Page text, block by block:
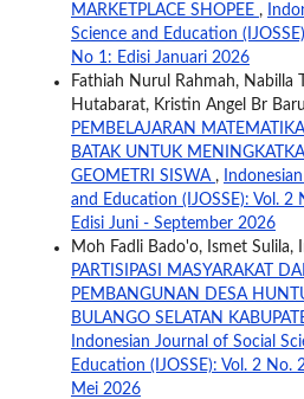
MARKETPLACE SHOPEE ,
Science and Education
No 1: Edisi Januari 2026
Fathiah Nurul Rahmah, Nabilla
Hutabarat, Kristin Angel Br
PEMBELAJARAN
BATAK UNTUK
GEOMETRI SISWA ,
and Education (IJOSSE): Vol. 2
Edisi Juni - September 2026
Moh Fadli Bado'o, Ismet Sulila,
PARTISIPASI MASYARAKAT
PEMBANGUNAN DESA
BULANGO SELATAN
Indonesian Journal of Social
Education (IJOSSE): Vol. 2 No.
Mei 2026